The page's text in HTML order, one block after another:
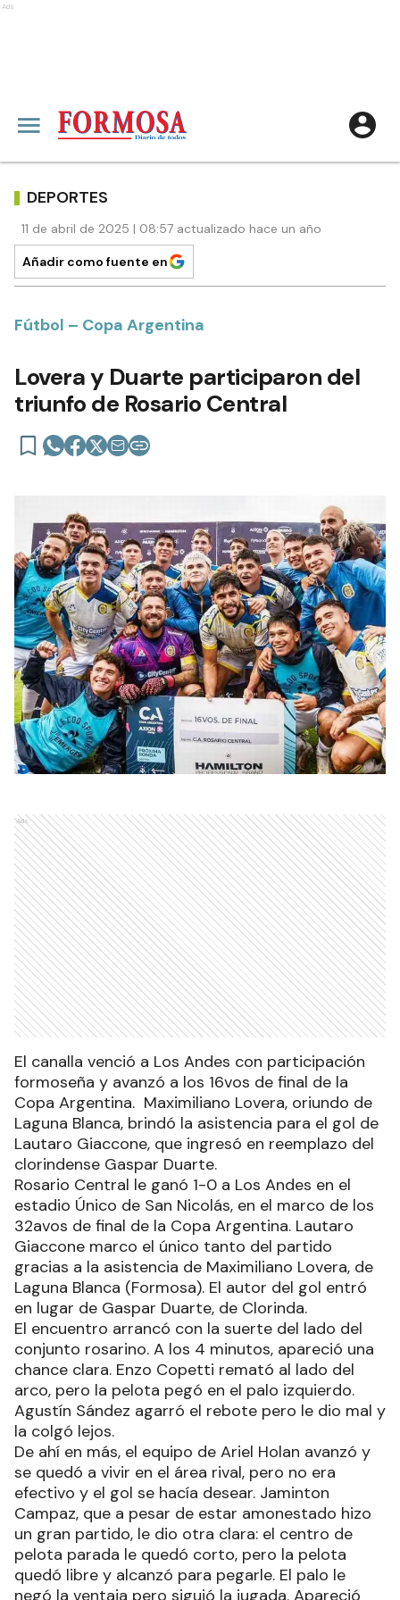
Ads
DEPORTES
11 de abril de 2025 | 08:57 actualizado hace un año
Añadir como fuente en
Fútbol – Copa Argentina
Lovera y Duarte participaron del
triunfo de Rosario Central
Ads
El canalla venció a Los Andes con participación
formoseña y avanzó a los 16vos de final de la
Copa Argentina. Maximiliano Lovera, oriundo de
Laguna Blanca, brindó la asistencia para el gol de
Lautaro Giaccone, que ingresó en reemplazo del
clorindense Gaspar Duarte.
Rosario Central le ganó 1-0 a Los Andes en el
estadio Único de San Nicolás, en el marco de los
32avos de final de la Copa Argentina. Lautaro
Giaccone marco el único tanto del partido
gracias a la asistencia de Maximiliano Lovera, de
Laguna Blanca (Formosa). El autor del gol entró
en lugar de Gaspar Duarte, de Clorinda.
El encuentro arrancó con la suerte del lado del
conjunto rosarino. A los 4 minutos, apareció una
chance clara. Enzo Copetti remató al lado del
arco, pero la pelota pegó en el palo izquierdo.
Agustín Sández agarró el rebote pero le dio mal y
la colgó lejos.
De ahí en más, el equipo de Ariel Holan avanzó y
se quedó a vivir en el área rival, pero no era
efectivo y el gol se hacía desear. Jaminton
Campaz, que a pesar de estar amonestado hizo
un gran partido, le dio otra clara: el centro de
pelota parada le quedó corto, pero la pelota
quedó libre y alcanzó para pegarle. El palo le
negó la ventaja pero siguió la jugada. Apareció